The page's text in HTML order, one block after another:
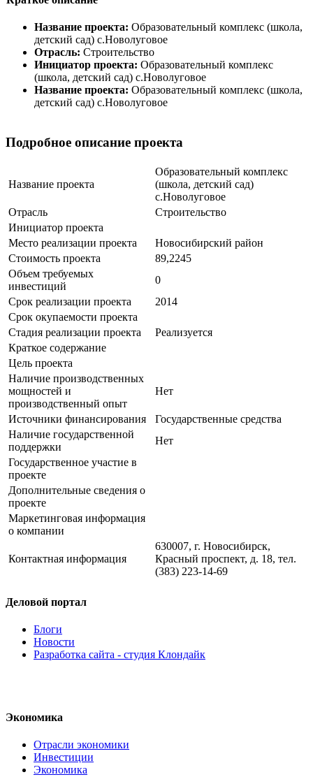
Название проекта: Образовательный комплекс (школа,
детский сад) с.Новолуговое
Отрасль: Строительство
Инициатор проекта: Образовательный комплекс
(школа, детский сад) с.Новолуговое
Название проекта: Образовательный комплекс (школа,
детский сад) с.Новолуговое
Подробное описание проекта
Название проекта
Образовательный комплекс
(школа, детский сад)
с.Новолуговое
Отрасль
Строительство
Инициатор проекта
Место реализации проекта
Новосибирский район
Стоимость проекта
89,2245
Объем требуемых
инвестиций
0
Срок реализации проекта
2014
Срок окупаемости проекта
Стадия реализации проекта
Реализуется
Краткое содержание
Цель проекта
Наличие производственных
мощностей и
производственный опыт
Нет
Источники финансирования
Государственные средства
Наличие государственной
поддержки
Нет
Государственное участие в
проекте
Дополнительные сведения о
проекте
Маркетинговая информация
о компании
Контактная информация
630007, г. Новосибирск,
Красный проспект, д. 18, тел.
(383) 223-14-69
Деловой портал
Блоги
Новости
Разработка сайта - студия Клондайк
Экономика
Отрасли экономики
Инвестиции
Экономика